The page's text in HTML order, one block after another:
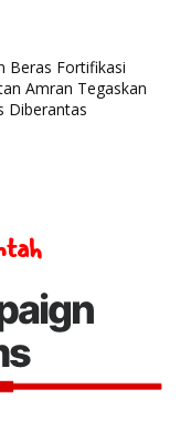
Beras Fortifikasi
Amran Tegaskan
Diberantas